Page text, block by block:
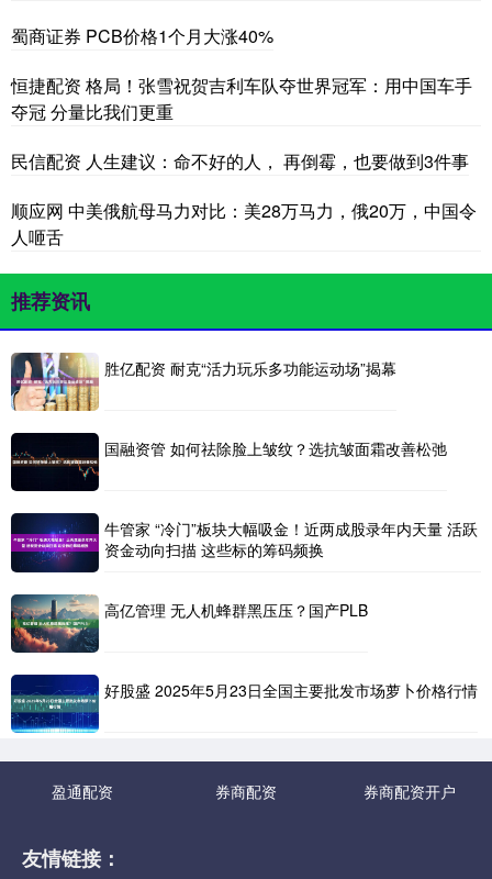
蜀商证券 PCB价格1个月大涨40%
恒捷配资 格局！张雪祝贺吉利车队夺世界冠军：用中国车手
夺冠 分量比我们更重
民信配资 人生建议：命不好的人， 再倒霉，也要做到3件事
顺应网 中美俄航母马力对比：美28万马力，俄20万，中国令
人咂舌
推荐资讯
胜亿配资 耐克“活力玩乐多功能运动场”揭幕
国融资管 如何祛除脸上皱纹？选抗皱面霜改善松弛
牛管家 “冷门”板块大幅吸金！近两成股录年内天量 活跃
资金动向扫描 这些标的筹码频换
高亿管理 无人机蜂群黑压压？国产PLB
好股盛 2025年5月23日全国主要批发市场萝卜价格行情
盈通配资 券商配资 券商配资开户
友情链接：